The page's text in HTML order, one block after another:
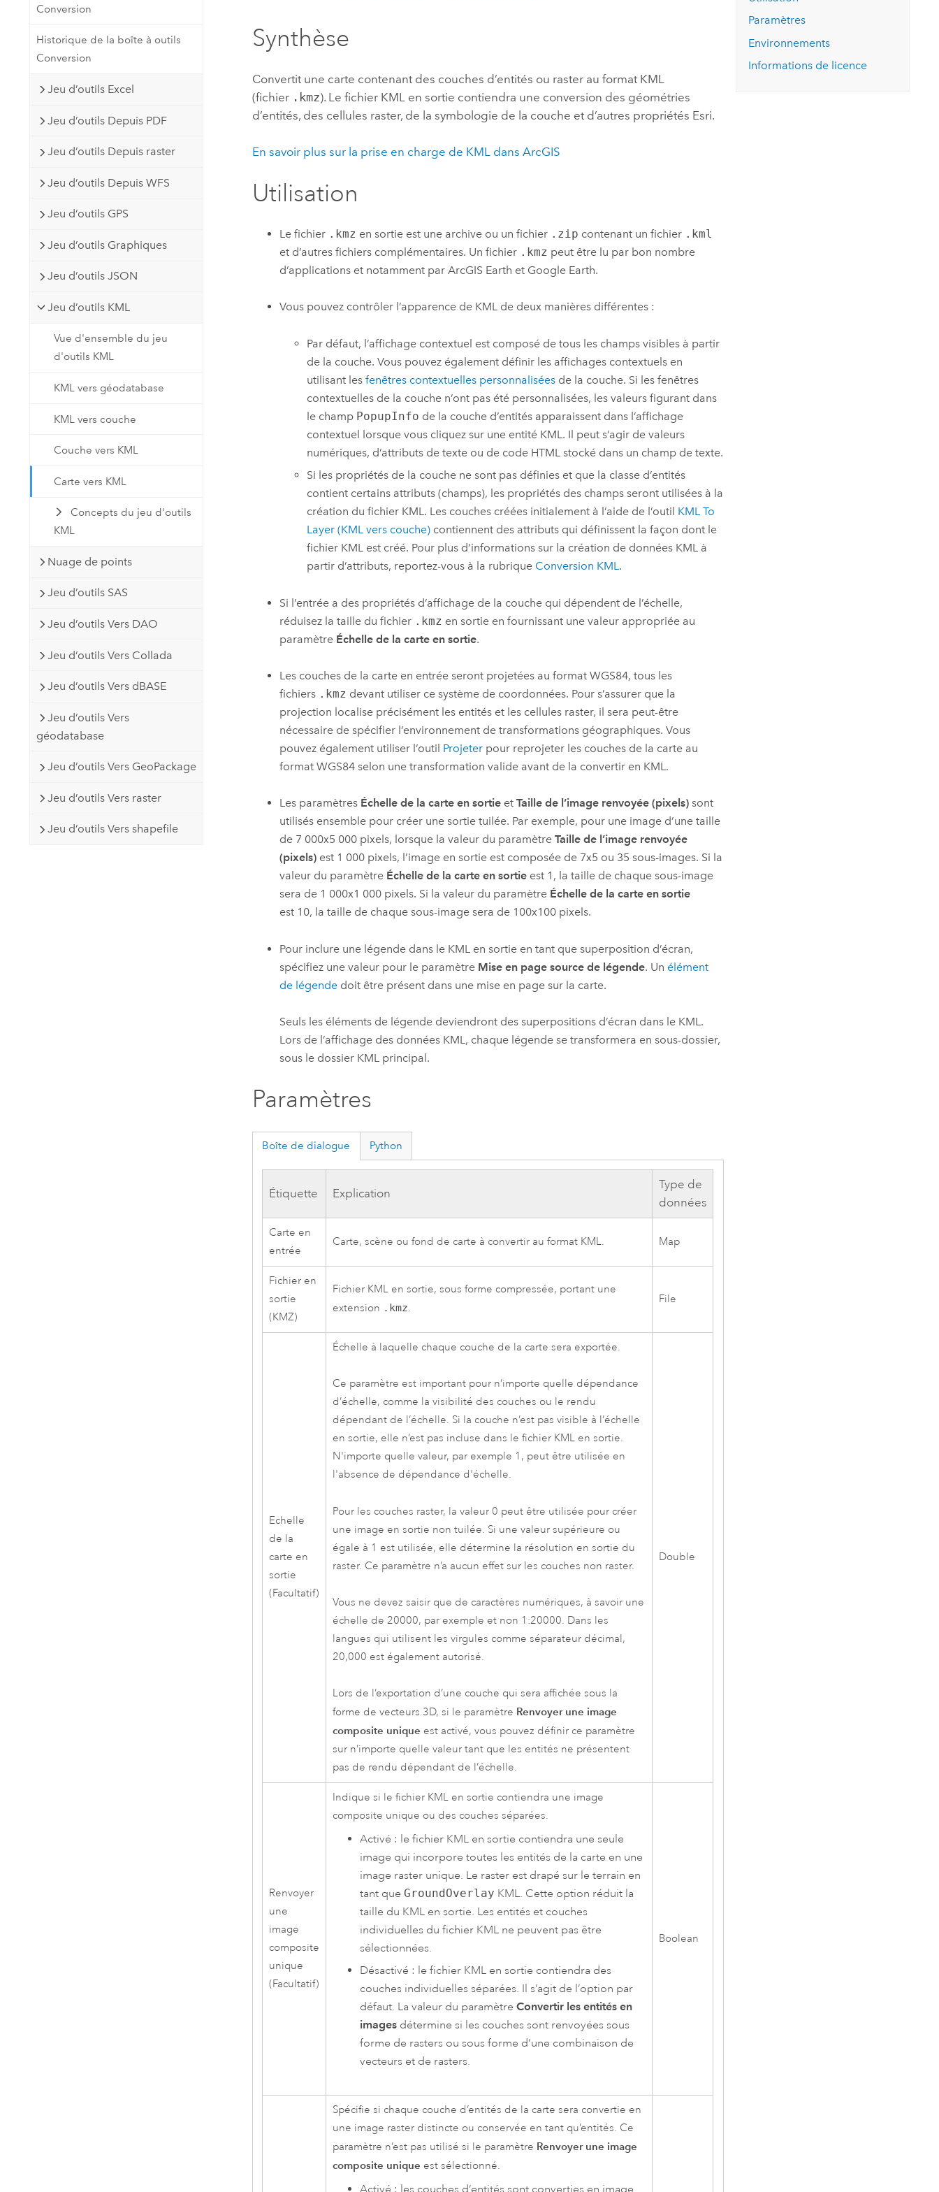
Créer des applications de
essai gratuit.
Explorer ce cours
géospatial
Tous les récits
Lire le récit
Conversion
Historique de la boîte à outils
Conversion
Jeu d’outils Excel
Jeu d’outils Depuis PDF
Jeu d’outils Depuis raster
Jeu d’outils Depuis WFS
Jeu d’outils GPS
Jeu d’outils Graphiques
Jeu d’outils JSON
Jeu d’outils KML
Vue d'ensemble du jeu
d'outils KML
KML vers géodatabase
KML vers couche
Couche vers KML
Carte vers KML
Concepts du jeu d'outils
KML
Nuage de points
Jeu d’outils SAS
Jeu d’outils Vers DAO
Jeu d’outils Vers Collada
Jeu d’outils Vers dBASE
Jeu d’outils Vers
géodatabase
Jeu d’outils Vers GeoPackage
Jeu d’outils Vers raster
Jeu d’outils Vers shapefile
Synthèse
Convertit une carte contenant des couches d’entités ou raster au format KML
(fichier .kmz). Le fichier KML en sortie contiendra une conversion des géométries
d’entités, des cellules raster, de la symbologie de la couche et d’autres propriétés Esri.
En savoir plus sur la prise en charge de KML dans ArcGIS
Utilisation
Le fichier .kmz en sortie est une archive ou un fichier .zip contenant un fichier .kml
et d’autres fichiers complémentaires. Un fichier .kmz peut être lu par bon nombre
d’applications et notamment par ArcGIS Earth et Google Earth.
Vous pouvez contrôler l’apparence de KML de deux manières différentes :
Par défaut, l’affichage contextuel est composé de tous les champs visibles à partir
de la couche. Vous pouvez également définir les affichages contextuels en
utilisant les fenêtres contextuelles personnaliséesde la couche. Si les fenêtres
contextuelles de la couche n’ont pas été personnalisées, les valeurs figurant dans
le champ PopupInfo de la couche d’entités apparaissent dans l’affichage
contextuel lorsque vous cliquez sur une entité KML. Il peut s’agir de valeurs
numériques, d’attributs de texte ou de code HTML stocké dans un champ de texte.
Si les propriétés de la couche ne sont pas définies et que la classe d’entités
contient certains attributs (champs), les propriétés des champs seront utilisées à la
création du fichier KML. Les couches créées initialement à l’aide de l’outil KML To
Layer (KML vers couche)contiennent des attributs qui définissent la façon dont le
fichier KML est créé. Pour plus d’informations sur la création de données KML à
partir d’attributs, reportez-vous à la rubrique Conversion KML.
Si l’entrée a des propriétés d’affichage de la couche qui dépendent de l’échelle,
réduisez la taille du fichier .kmz en sortie en fournissant une valeur appropriée au
paramètre Échelle de la carte en sortie.
Les couches de la carte en entrée seront projetées au format WGS84, tous les
fichiers .kmz devant utiliser ce système de coordonnées. Pour s’assurer que la
projection localise précisément les entités et les cellules raster, il sera peut-être
nécessaire de spécifier l’environnement de transformations géographiques. Vous
pouvez également utiliser l’outil Projeterpour reprojeter les couches de la carte au
format WGS84 selon une transformation valide avant de la convertir en KML.
Les paramètres Échelle de la carte en sortieet Taille de l’image renvoyée (pixels)sont
utilisés ensemble pour créer une sortie tuilée. Par exemple, pour une image d’une taille
de 7 000x5 000 pixels, lorsque la valeur du paramètre Taille de l’image renvoyée
(pixels)est 1 000 pixels, l’image en sortie est composée de 7x5 ou 35 sous-images. Si la
valeur du paramètre Échelle de la carte en sortieest 1, la taille de chaque sous-image
sera de 1 000x1 000 pixels. Si la valeur du paramètre Échelle de la carte en sortie
est 10, la taille de chaque sous-image sera de 100x100 pixels.
Pour inclure une légende dans le KML en sortie en tant que superposition d’écran,
spécifiez une valeur pour le paramètre Mise en page source de légende. Un élément
de légendedoit être présent dans une mise en page sur la carte.
Seuls les éléments de légende deviendront des superpositions d’écran dans le KML.
Lors de l’affichage des données KML, chaque légende se transformera en sous-dossier,
sous le dossier KML principal.
Paramètres
Boîte de dialogue Python
Étiquette Explication
Type de
données
Carte en
entrée
Carte, scène ou fond de carte à convertir au format KML. Map
Fichier en
sortie
(KMZ)
Fichier KML en sortie, sous forme compressée, portant une
extension .kmz.
File
Echelle
de la
carte en
sortie
(Facultatif)
Échelle à laquelle chaque couche de la carte sera exportée.
Ce paramètre est important pour n’importe quelle dépendance
d’échelle, comme la visibilité des couches ou le rendu
dépendant de l’échelle. Si la couche n’est pas visible à l’échelle
en sortie, elle n’est pas incluse dans le fichier KML en sortie.
N'importe quelle valeur, par exemple 1, peut être utilisée en
l'absence de dépendance d'échelle.
Pour les couches raster, la valeur 0 peut être utilisée pour créer
une image en sortie non tuilée. Si une valeur supérieure ou
égale à 1 est utilisée, elle détermine la résolution en sortie du
raster. Ce paramètre n’a aucun effet sur les couches non raster.
Vous ne devez saisir que de caractères numériques, à savoir une
échelle de 20000, par exemple et non 1:20000. Dans les
langues qui utilisent les virgules comme séparateur décimal,
20,000 est également autorisé.
Lors de l’exportation d’une couche qui sera affichée sous la
forme de vecteurs 3D, si le paramètre Renvoyer une image
composite unique est activé, vous pouvez définir ce paramètre
sur n’importe quelle valeur tant que les entités ne présentent
pas de rendu dépendant de l’échelle.
Double
Renvoyer
une
image
composite
unique
(Facultatif)
Indique si le fichier KML en sortie contiendra une image
composite unique ou des couches séparées.
Activé : le fichier KML en sortie contiendra une seule
image qui incorpore toutes les entités de la carte en une
image raster unique. Le raster est drapé sur le terrain en
tant que GroundOverlay KML. Cette option réduit la
taille du KML en sortie. Les entités et couches
individuelles du fichier KML ne peuvent pas être
sélectionnées.
Désactivé : le fichier KML en sortie contiendra des
couches individuelles séparées. Il s’agit de l’option par
défaut. La valeur du paramètre Convertir les entités en
imagesdétermine si les couches sont renvoyées sous
forme de rasters ou sous forme d’une combinaison de
vecteurs et de rasters.
Boolean
Spécifie si chaque couche d’entités de la carte sera convertie en
une image raster distincte ou conservée en tant qu’entités. Ce
paramètre n’est pas utilisé si le paramètre Renvoyer une image
composite unique est sélectionné.
Activé : les couches d’entités sont converties en image
Paramètres
Environnements
Informations de licence